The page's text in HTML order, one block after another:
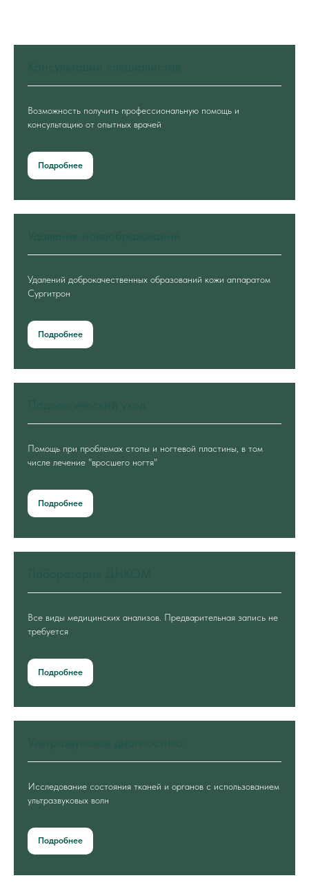
Возможность получить профессиональную помощь и
консультацию от опытных врачей
Подробнее
Удалений доброкачественных образований кожи аппаратом
Сургитрон
Подробнее
Помощь при проблемах стопы и ногтевой пластины, в том
числе лечение "вросшего ногтя"
Подробнее
Все виды медицинских анализов. Предварительная запись не
требуется
Подробнее
Исследование состояния тканей и органов с использованием
ультразвуковых волн
Подробнее